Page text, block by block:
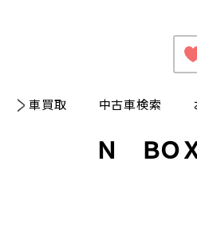
車買取 中古車検索
Ｎ ＢＯ